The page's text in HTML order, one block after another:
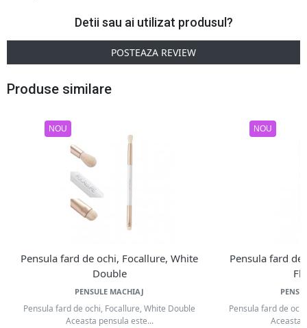
Detii sau ai utilizat produsul?
POSTEAZA REVIEW
Produse similare
NOU
Pensula fard de ochi, Focallure, White
Double
PENSULE MACHIAJ
Pensula fard de ochi, Focallure, White Double
Aceasta pensula este...
NOU
Pensula fard
Pensula fard de
Aceasta